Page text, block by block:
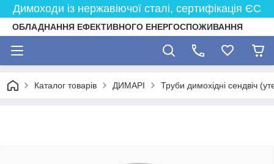
Димоходи із нержавіючої сталі, сертифікація ЄС
ОБЛАДНАННЯ ЕФЕКТИВНОГО ЕНЕРГОСПОЖИВАННЯ
Каталог товарів ДИМАРІ Труби димохідні сендвіч